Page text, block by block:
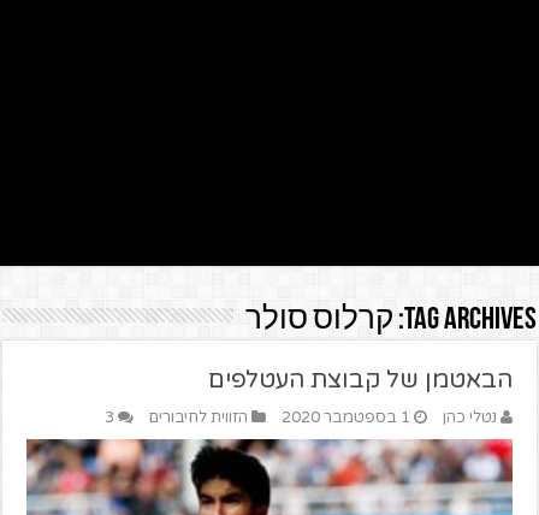
Tag Archives: קרלוס סולר
הבאטמן של קבוצת העטלפים
נטלי כהן 1 בספטמבר 2020 הזווית לחיבורים 3